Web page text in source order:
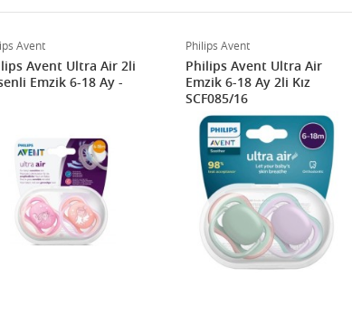
Avent
Avent Ultra Air 2li
Emzik 6-18 Ay -
Philips Avent
Philips Avent Ultra Air
Emzik 6-18 Ay 2li Kız
SCF085/16